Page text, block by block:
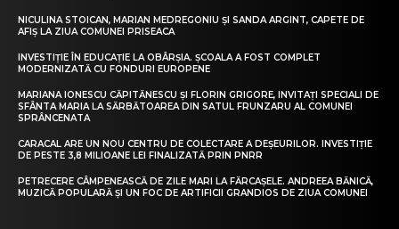
NICULINA STOICAN, MARIAN MEDREGONIU ȘI SANDA ARGINT, CAPETE DE
AFIȘ LA ZIUA COMUNEI PRISEACA
INVESTIȚIE ÎN EDUCAȚIE LA OBÂRȘIA. ȘCOALA A FOST COMPLET
MODERNIZATĂ CU FONDURI EUROPENE
MARIANA IONESCU CĂPITĂNESCU ȘI FLORIN GRIGORE, INVITAȚI SPECIALI DE
SFÂNTA MARIA LA SĂRBĂTOAREA DIN SATUL FRUNZARU AL COMUNEI
SPRÂNCENATA
CARACAL ARE UN NOU CENTRU DE COLECTARE A DEȘEURILOR. INVESTIȚIE
DE PESTE 3,8 MILIOANE LEI FINALIZATĂ PRIN PNRR
PETRECERE CÂMPENEASCĂ DE ZILE MARI LA FĂRCAȘELE. ANDREEA BĂNICĂ,
MUZICĂ POPULARĂ ȘI UN FOC DE ARTIFICII GRANDIOS DE ZIUA COMUNEI